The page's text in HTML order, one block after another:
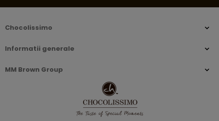
Chocolissimo
Informatii generale
MM Brown Group